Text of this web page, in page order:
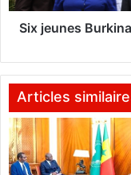
s
p
e
3
-
s
r
k
n
a
b
é
Six jeunes
Articles